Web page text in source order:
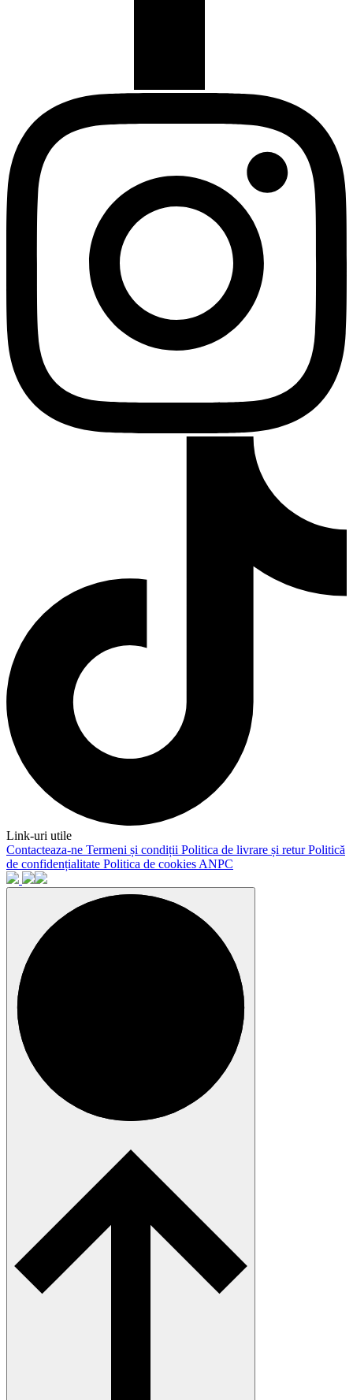
Link-uri utile
Contacteaza-ne Termeni și condiții Politica de livrare și returPolitică
de confidențialitate Politica de cookies ANPC